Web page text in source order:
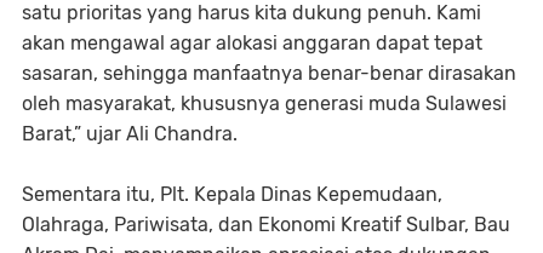
satu prioritas yang harus kita dukung penuh. Kami
akan mengawal agar alokasi anggaran dapat tepat
sasaran, sehingga manfaatnya benar-benar dirasakan
oleh masyarakat, khususnya generasi muda Sulawesi
Barat,” ujar Ali Chandra.
Sementara itu, Plt. Kepala Dinas Kepemudaan,
Olahraga, Pariwisata, dan Ekonomi Kreatif Sulbar, Bau